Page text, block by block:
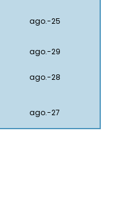
ago.-25
ago.-29
ago.-28
ago.-27